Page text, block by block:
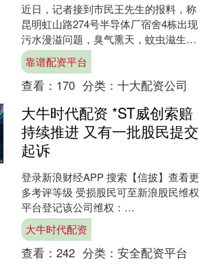
近日，记者接到市民王先生的报料，称
昆明虹山路274号半导体厂宿舍4栋出现
污水漫溢问题，臭气熏天，蚊虫滋生，
从春节后至今一直无人处理。 黑色污水
淹没巷道 漂浮着大....
靠谱配资平台
查看： 170 分类： 十大配资公司
大牛时代配资 *ST威创索赔
持续推进 又有一批股民提交
起诉
登录新浪财经APP 搜索【信披】查看更
多考评等级 受损股民可至新浪股民维权
平台登记该公司维权：
http://wq.finance.sina.com.cn/ 关注....
大牛时代配资
查看： 242 分类： 安全配资平台